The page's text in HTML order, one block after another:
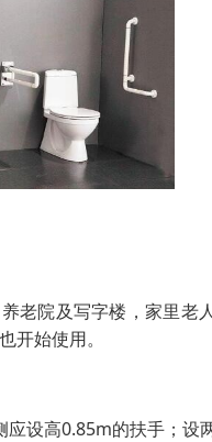
老院及写字楼，家里老
开始使用。
设高0.85m的扶手；设